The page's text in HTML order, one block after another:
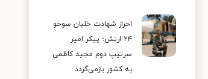
احراز شهادت خلبان سوخو
۲۴ ارتش؛ پیکر امیر
سرتیپ دوم مجید کاظمی
به کشور بازمی‌گردد